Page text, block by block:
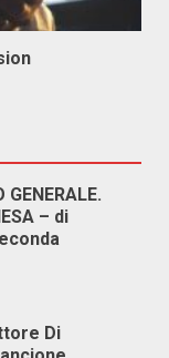
GENERALE.
– di
Di